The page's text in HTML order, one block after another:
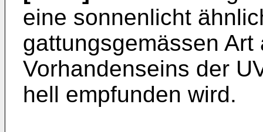
eine sonnenlicht
gattungsgemässen
Vorhandenseins der
hell empfunden wird.